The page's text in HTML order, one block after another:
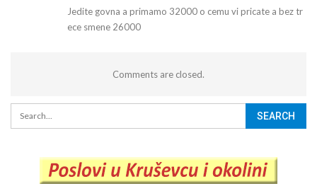
Jedite govna a primamo 32000 o cemu vi pricate a bez tr
ece smene 26000
Comments are closed.